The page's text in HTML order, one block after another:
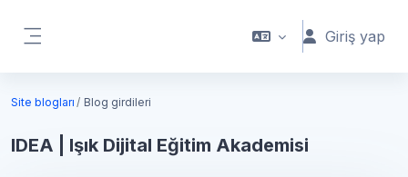
Giriş yap
Site blogları Blog girdileri
IDEA | Işık Dijital Eğitim Akademisi